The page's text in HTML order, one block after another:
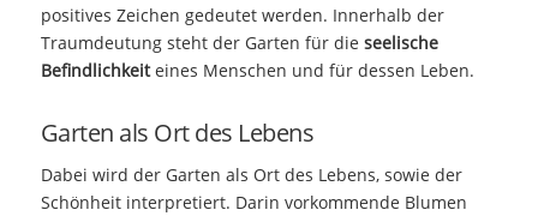
positives Zeichen gedeutet werden. Innerhalb der
Traumdeutung steht der Garten für die seelische
Befindlichkeiteines Menschen und für dessen Leben.
Garten als Ort des Lebens
Dabei wird der Garten als Ort des Lebens, sowie der
Schönheit interpretiert. Darin vorkommende Blumen